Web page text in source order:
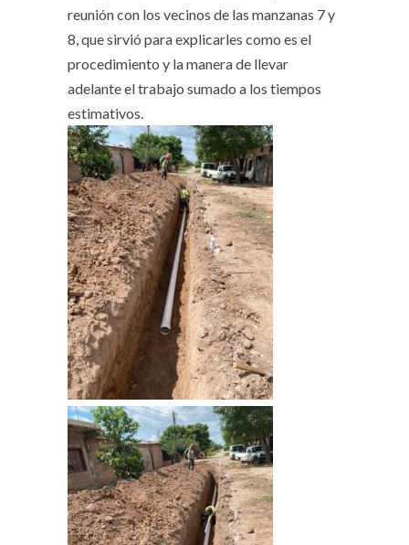
reunión con los vecinos de las manzanas 7 y
8, que sirvió para explicarles como es el
procedimiento y la manera de llevar
adelante el trabajo sumado a los tiempos
estimativos.